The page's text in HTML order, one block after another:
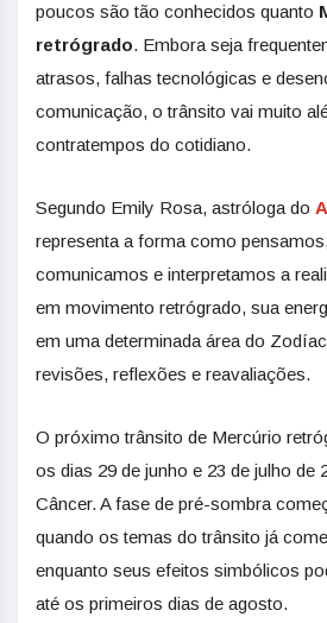
poucos são tão conhecidos quanto
retrógrado. Embora seja
atrasos, falhas tecnológicas e
comunicação, o trânsito vai muito
contratempos do cotidiano.
Segundo Emily Rosa, astróloga do
representa a forma como
comunicamos e interpretamos a
em movimento retrógrado, sua
em uma determinada área do
revisões, reflexões e reavaliações.
O próximo trânsito de Mercúrio
os dias 29 de junho e 23 de julho de
Câncer. A fase de pré-sombra
quando os temas do trânsito já
enquanto seus efeitos simbólicos
até os primeiros dias de agosto.